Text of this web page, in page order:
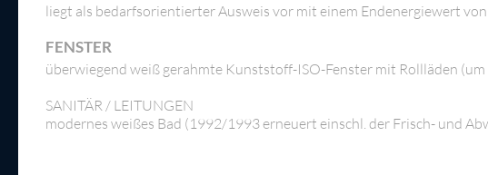
liegt als bedarfsorientierter Ausweis vor mit einem Endenergiewert von
FENSTER
überwiegend weiß gerahmte Kunststoff-ISO-Fenster mit Rollläden
SANITÄR / LEITUNGEN
modernes weißes Bad (1992/1993 erneuert einschl. der Frisch- und